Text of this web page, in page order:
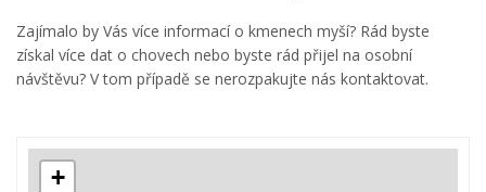
Zajímalo by Vás více informací o kmenech myší? Rád byste
získal více dat o chovech nebo byste rád přijel na osobní
návštěvu? V tom případě se nerozpakujte nás kontaktovat.
+